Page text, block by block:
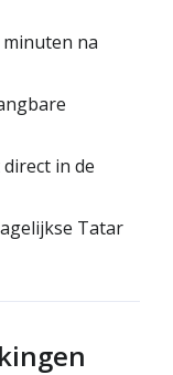
na
in de
Tatar